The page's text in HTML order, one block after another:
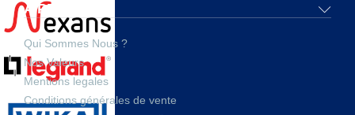
A PROPOS
Qui Sommes Nous ?
Nos Valeurs
Mentions legales
Conditions générales de vente